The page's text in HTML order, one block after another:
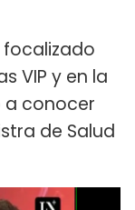
VIP y en la
a conocer
de Salud